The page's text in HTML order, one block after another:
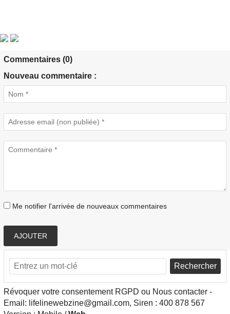
Commentaires (0)
Nouveau commentaire :
Me notifier l'arrivée de nouveaux commentaires
AJOUTER
Rechercher
Révoquer votre consentement RGPD ou Nous contacter -
Email: lifelinewebzine@gmail.com, Siren : 400 878 567